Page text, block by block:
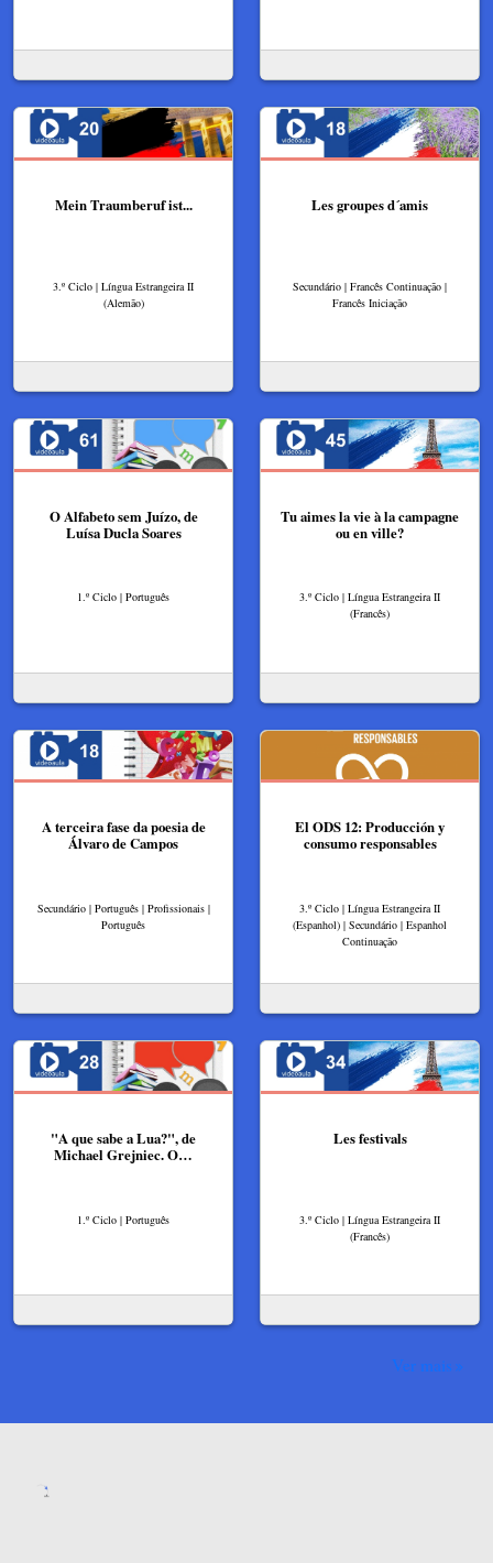
Mein Traumberuf ist...
3.º Ciclo | Língua Estrangeira II
(Alemão)
Les groupes d´amis
Secundário | Francês Continuação |
Francês Iniciação
O Alfabeto sem Juízo, de
Luísa Ducla Soares
1.º Ciclo | Português
Tu aimes la vie à la campagne
ou en ville?
3.º Ciclo | Língua Estrangeira II
(Francês)
A terceira fase da poesia de
Álvaro de Campos
Secundário | Português | Profissionais |
Português
El ODS 12: Producción y
consumo responsables
3.º Ciclo | Língua Estrangeira II
(Espanhol) | Secundário | Espanhol
Continuação
"A que sabe a Lua?", de
Michael Grejniec. O…
1.º Ciclo | Português
Les festivals
3.º Ciclo | Língua Estrangeira II
(Francês)
Ver mais